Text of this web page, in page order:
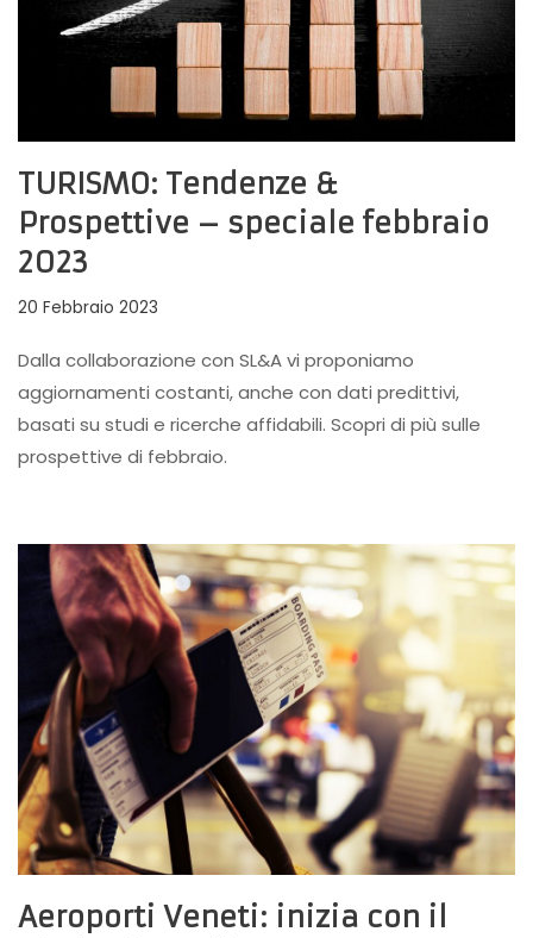
TURISMO: Tendenze &
Prospettive – speciale febbraio
2023
20 Febbraio 2023
Dalla collaborazione con SL&A vi proponiamo
aggiornamenti costanti, anche con dati predittivi,
basati su studi e ricerche affidabili. Scopri di più sulle
prospettive di febbraio.
Aeroporti Veneti: inizia con il